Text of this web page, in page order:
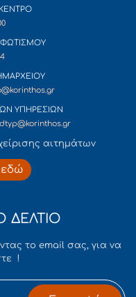
ΥΠΗΡΕΣΙΩΝ
αιτημάτων
ΔΕΛΤΙΟ
το email σας, για να
!